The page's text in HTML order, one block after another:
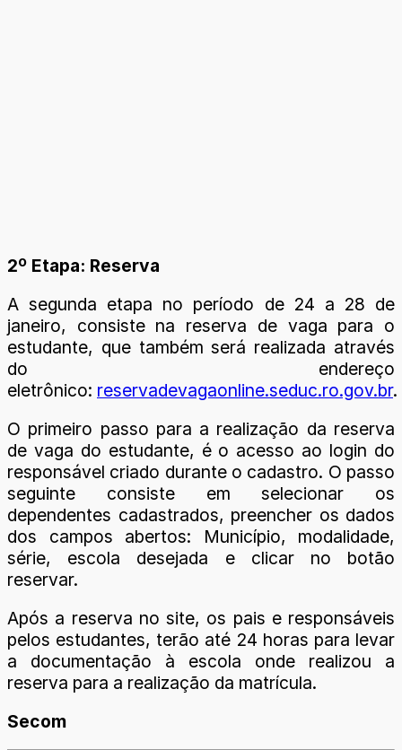
2º Etapa: Reserva
A segunda etapa no período de 24 a 28 de
janeiro, consiste na reserva de vaga para o
estudante, que também será realizada através
do endereço
eletrônico: reservadevagaonline.seduc.ro.gov.br.
O primeiro passo para a realização da reserva
de vaga do estudante, é o acesso ao login do
responsável criado durante o cadastro. O passo
seguinte consiste em selecionar os
dependentes cadastrados, preencher os dados
dos campos abertos: Município, modalidade,
série, escola desejada e clicar no botão
reservar.
Após a reserva no site, os pais e responsáveis
pelos estudantes, terão até 24 horas para levar
a documentação à escola onde realizou a
reserva para a realização da matrícula.
Secom